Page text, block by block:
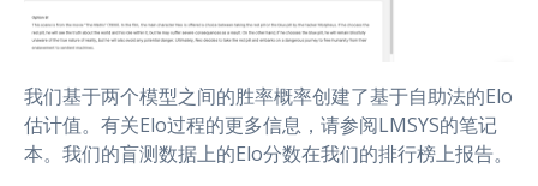
我们基于两个模型之间的胜率概率创建了基于自助法的Elo
估计值。有关Elo过程的更多信息，请参阅LMSYS的笔记
本。我们的盲测数据上的Elo分数在我们的排行榜上报告。